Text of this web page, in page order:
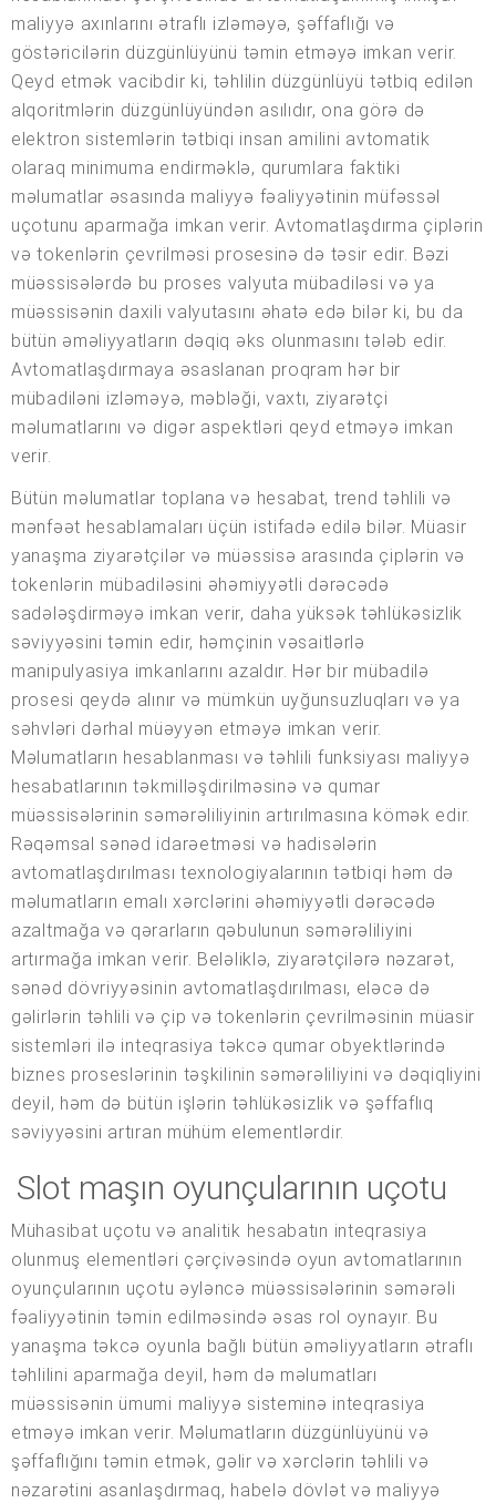
maliyyə axınlarını ətraflı izləməyə, şəffaflığı və
göstəricilərin düzgünlüyünü təmin etməyə imkan verir.
Qeyd etmək vacibdir ki, təhlilin düzgünlüyü tətbiq edilən
alqoritmlərin düzgünlüyündən asılıdır, ona görə də
elektron sistemlərin tətbiqi insan amilini avtomatik
olaraq minimuma endirməklə, qurumlara faktiki
məlumatlar əsasında maliyyə fəaliyyətinin müfəssəl
uçotunu aparmağa imkan verir. Avtomatlaşdırma çiplərin
və tokenlərin çevrilməsi prosesinə də təsir edir. Bəzi
müəssisələrdə bu proses valyuta mübadiləsi və ya
müəssisənin daxili valyutasını əhatə edə bilər ki, bu da
bütün əməliyyatların dəqiq əks olunmasını tələb edir.
Avtomatlaşdırmaya əsaslanan proqram hər bir
mübadiləni izləməyə, məbləği, vaxtı, ziyarətçi
məlumatlarını və digər aspektləri qeyd etməyə imkan
verir.
Bütün məlumatlar toplana və hesabat, trend təhlili və
mənfəət hesablamaları üçün istifadə edilə bilər. Müasir
yanaşma ziyarətçilər və müəssisə arasında çiplərin və
tokenlərin mübadiləsini əhəmiyyətli dərəcədə
sadələşdirməyə imkan verir, daha yüksək təhlükəsizlik
səviyyəsini təmin edir, həmçinin vəsaitlərlə
manipulyasiya imkanlarını azaldır. Hər bir mübadilə
prosesi qeydə alınır və mümkün uyğunsuzluqları və ya
səhvləri dərhal müəyyən etməyə imkan verir.
Məlumatların hesablanması və təhlili funksiyası maliyyə
hesabatlarının təkmilləşdirilməsinə və qumar
müəssisələrinin səmərəliliyinin artırılmasına kömək edir.
Rəqəmsal sənəd idarəetməsi və hadisələrin
avtomatlaşdırılması texnologiyalarının tətbiqi həm də
məlumatların emalı xərclərini əhəmiyyətli dərəcədə
azaltmağa və qərarların qəbulunun səmərəliliyini
artırmağa imkan verir. Beləliklə, ziyarətçilərə nəzarət,
sənəd dövriyyəsinin avtomatlaşdırılması, eləcə də
gəlirlərin təhlili və çip və tokenlərin çevrilməsinin müasir
sistemləri ilə inteqrasiya təkcə qumar obyektlərində
biznes proseslərinin təşkilinin səmərəliliyini və dəqiqliyini
deyil, həm də bütün işlərin təhlükəsizlik və şəffaflıq
səviyyəsini artıran mühüm elementlərdir.
Slot maşın oyunçularının uçotu
Mühasibat uçotu və analitik hesabatın inteqrasiya
olunmuş elementləri çərçivəsində oyun avtomatlarının
oyunçularının uçotu əyləncə müəssisələrinin səmərəli
fəaliyyətinin təmin edilməsində əsas rol oynayır. Bu
yanaşma təkcə oyunla bağlı bütün əməliyyatların ətraflı
təhlilini aparmağa deyil, həm də məlumatları
müəssisənin ümumi maliyyə sisteminə inteqrasiya
etməyə imkan verir. Məlumatların düzgünlüyünü və
şəffaflığını təmin etmək, gəlir və xərclərin təhlili və
nəzarətini asanlaşdırmaq, habelə dövlət və maliyyə